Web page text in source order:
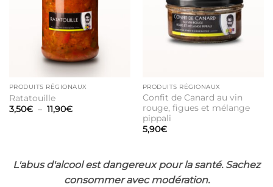
PRODUITS RÉGIONAUX
Ratatouille
3,50€ – 11,90€Plage
de
souhaits
PRODUITS RÉGIONAUX
Confit de Canard au vin
rouge, figues et mélange
pippali
5,90€
L'abus d'alcool est dangereux pour la santé. Sachez
consommer avec modération.